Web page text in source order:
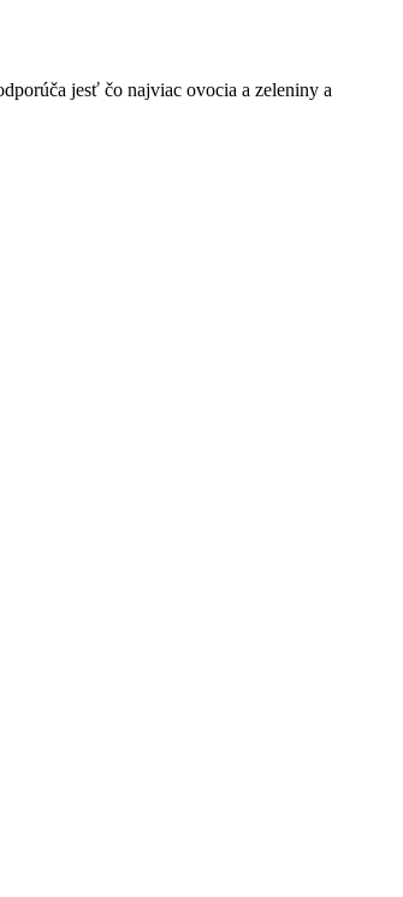
jesť čo najviac ovocia a zeleniny a